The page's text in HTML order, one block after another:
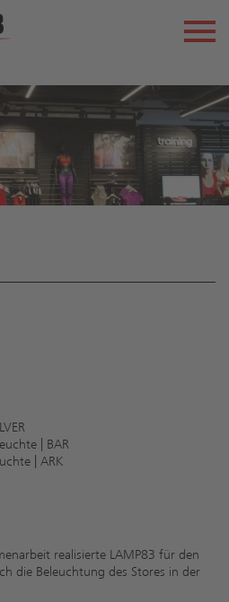
| BAR
| ARK
realisierte LAMP83 für den
die Beleuchtung des Stores in der